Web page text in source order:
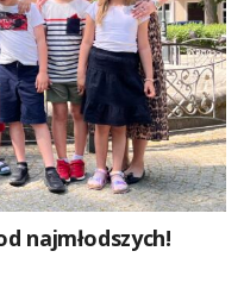
najmłodszych!